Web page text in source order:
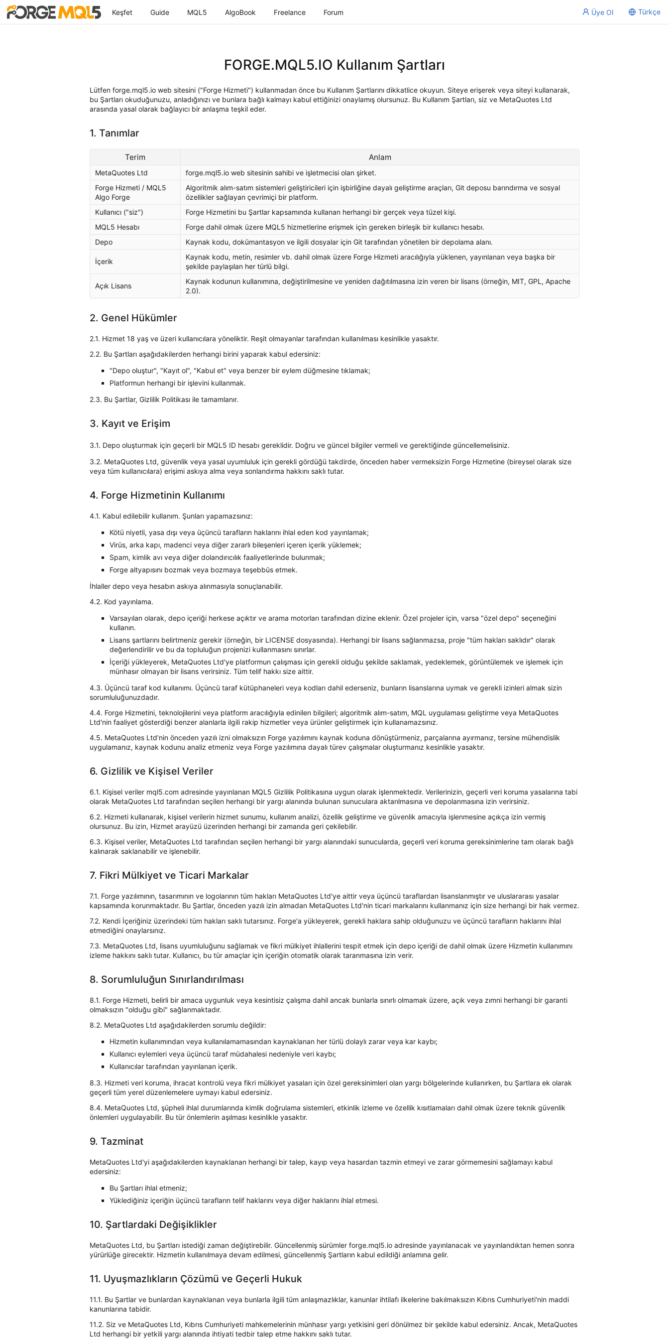
Keşfet Guide MQL5 AlgoBook Freelance Forum Üye Ol Türkçe
FORGE.MQL5.IO Kullanım Şartları
Lütfen forge.mql5.io web sitesini ("Forge Hizmeti") kullanmadan önce bu Kullanım Şartlarını dikkatlice okuyun. Siteye erişerek veya siteyi kullanarak,
bu Şartları okuduğunuzu, anladığınızı ve bunlara bağlı kalmayı kabul ettiğinizi onaylamış olursunuz. Bu Kullanım Şartları, siz ve MetaQuotes Ltd
arasında yasal olarak bağlayıcı bir anlaşma teşkil eder.
1. Tanımlar
Terim Anlam
MetaQuotes Ltd
forge.mql5.io web sitesinin sahibi ve işletmecisi olan şirket.
Forge Hizmeti / MQL5
Algo Forge
Algoritmik alım-satım sistemleri geliştiricileri için işbirliğine dayalı geliştirme araçları, Git deposu barındırma ve sosyal
özellikler sağlayan çevrimiçi bir platform.
Kullanıcı ("siz")
Forge Hizmetini bu Şartlar kapsamında kullanan herhangi bir gerçek veya tüzel kişi.
MQL5 Hesabı
Forge dahil olmak üzere MQL5 hizmetlerine erişmek için gereken birleşik bir kullanıcı hesabı.
Depo
Kaynak kodu, dokümantasyon ve ilgili dosyalar için Git tarafından yönetilen bir depolama alanı.
İçerik
Kaynak kodu, metin, resimler vb. dahil olmak üzere Forge Hizmeti aracılığıyla yüklenen, yayınlanan veya başka bir
şekilde paylaşılan her türlü bilgi.
Açık Lisans
Kaynak kodunun kullanımına, değiştirilmesine ve yeniden dağıtılmasına izin veren bir lisans (örneğin, MIT, GPL, Apache
2.0).
2. Genel Hükümler
2.1. Hizmet 18 yaş ve üzeri kullanıcılara yöneliktir. Reşit olmayanlar tarafından kullanılması kesinlikle yasaktır.
2.2. Bu Şartları aşağıdakilerden herhangi birini yaparak kabul edersiniz:
"Depo oluştur", "Kayıt ol", "Kabul et" veya benzer bir eylem düğmesine tıklamak;
Platformun herhangi bir işlevini kullanmak.
2.3. Bu Şartlar, Gizlilik Politikası ile tamamlanır.
3. Kayıt ve Erişim
3.1. Depo oluşturmak için geçerli bir MQL5 ID hesabı gereklidir. Doğru ve güncel bilgiler vermeli ve gerektiğinde güncellemelisiniz.
3.2. MetaQuotes Ltd, güvenlik veya yasal uyumluluk için gerekli gördüğü takdirde, önceden haber vermeksizin Forge Hizmetine (bireysel olarak size
veya tüm kullanıcılara) erişimi askıya alma veya sonlandırma hakkını saklı tutar.
4. Forge Hizmetinin Kullanımı
4.1. Kabul edilebilir kullanım. Şunları yapamazsınız:
Kötü niyetli, yasa dışı veya üçüncü tarafların haklarını ihlal eden kod yayınlamak;
Virüs, arka kapı, madenci veya diğer zararlı bileşenleri içeren içerik yüklemek;
Spam, kimlik avı veya diğer dolandırıcılık faaliyetlerinde bulunmak;
Forge altyapısını bozmak veya bozmaya teşebbüs etmek.
İhlaller depo veya hesabın askıya alınmasıyla sonuçlanabilir.
4.2. Kod yayınlama.
Varsayılan olarak, depo içeriği herkese açıktır ve arama motorları tarafından dizine eklenir. Özel projeler için, varsa "özel depo" seçeneğini
kullanın.
Lisans şartlarını belirtmeniz gerekir (örneğin, bir LICENSE dosyasında). Herhangi bir lisans sağlanmazsa, proje "tüm hakları saklıdır" olarak
değerlendirilir ve bu da topluluğun projenizi kullanmasını sınırlar.
İçeriği yükleyerek, MetaQuotes Ltd'ye platformun çalışması için gerekli olduğu şekilde saklamak, yedeklemek, görüntülemek ve işlemek için
münhasır olmayan bir lisans verirsiniz. Tüm telif hakkı size aittir.
4.3. Üçüncü taraf kod kullanımı. Üçüncü taraf kütüphaneleri veya kodları dahil ederseniz, bunların lisanslarına uymak ve gerekli izinleri almak sizin
sorumluluğunuzdadır.
4.4. Forge Hizmetini, teknolojilerini veya platform aracılığıyla edinilen bilgileri; algoritmik alım-satım, MQL uygulaması geliştirme veya MetaQuotes
Ltd'nin faaliyet gösterdiği benzer alanlarla ilgili rakip hizmetler veya ürünler geliştirmek için kullanamazsınız.
4.5. MetaQuotes Ltd'nin önceden yazılı izni olmaksızın Forge yazılımını kaynak koduna dönüştürmeniz, parçalarına ayırmanız, tersine mühendislik
uygulamanız, kaynak kodunu analiz etmeniz veya Forge yazılımına dayalı türev çalışmalar oluşturmanız kesinlikle yasaktır.
6. Gizlilik ve Kişisel Veriler
6.1. Kişisel veriler mql5.com adresinde yayınlanan MQL5 Gizlilik Politikasına uygun olarak işlenmektedir. Verilerinizin, geçerli veri koruma yasalarına tabi
olarak MetaQuotes Ltd tarafından seçilen herhangi bir yargı alanında bulunan sunuculara aktarılmasına ve depolanmasına izin verirsiniz.
6.2. Hizmeti kullanarak, kişisel verilerin hizmet sunumu, kullanım analizi, özellik geliştirme ve güvenlik amacıyla işlenmesine açıkça izin vermiş
olursunuz. Bu izin, Hizmet arayüzü üzerinden herhangi bir zamanda geri çekilebilir.
6.3. Kişisel veriler, MetaQuotes Ltd tarafından seçilen herhangi bir yargı alanındaki sunucularda, geçerli veri koruma gereksinimlerine tam olarak bağlı
kalınarak saklanabilir ve işlenebilir.
7. Fikri Mülkiyet ve Ticari Markalar
7.1. Forge yazılımının, tasarımının ve logolarının tüm hakları MetaQuotes Ltd'ye aittir veya üçüncü taraflardan lisanslanmıştır ve uluslararası yasalar
kapsamında korunmaktadır. Bu Şartlar, önceden yazılı izin almadan MetaQuotes Ltd'nin ticari markalarını kullanmanız için size herhangi bir hak vermez.
7.2. Kendi İçeriğiniz üzerindeki tüm hakları saklı tutarsınız. Forge'a yükleyerek, gerekli haklara sahip olduğunuzu ve üçüncü tarafların haklarını ihlal
etmediğini onaylarsınız.
7.3. MetaQuotes Ltd, lisans uyumluluğunu sağlamak ve fikri mülkiyet ihlallerini tespit etmek için depo içeriği de dahil olmak üzere Hizmetin kullanımını
izleme hakkını saklı tutar. Kullanıcı, bu tür amaçlar için içeriğin otomatik olarak taranmasına izin verir.
8. Sorumluluğun Sınırlandırılması
8.1. Forge Hizmeti, belirli bir amaca uygunluk veya kesintisiz çalışma dahil ancak bunlarla sınırlı olmamak üzere, açık veya zımni herhangi bir garanti
olmaksızın "olduğu gibi" sağlanmaktadır.
8.2. MetaQuotes Ltd aşağıdakilerden sorumlu değildir:
Hizmetin kullanımından veya kullanılamamasından kaynaklanan her türlü dolaylı zarar veya kar kaybı;
Kullanıcı eylemleri veya üçüncü taraf müdahalesi nedeniyle veri kaybı;
Kullanıcılar tarafından yayınlanan içerik.
8.3. Hizmeti veri koruma, ihracat kontrolü veya fikri mülkiyet yasaları için özel gereksinimleri olan yargı bölgelerinde kullanırken, bu Şartlara ek olarak
geçerli tüm yerel düzenlemelere uymayı kabul edersiniz.
8.4. MetaQuotes Ltd, şüpheli ihlal durumlarında kimlik doğrulama sistemleri, etkinlik izleme ve özellik kısıtlamaları dahil olmak üzere teknik güvenlik
önlemleri uygulayabilir. Bu tür önlemlerin aşılması kesinlikle yasaktır.
9. Tazminat
MetaQuotes Ltd'yi aşağıdakilerden kaynaklanan herhangi bir talep, kayıp veya hasardan tazmin etmeyi ve zarar görmemesini sağlamayı kabul
edersiniz:
Bu Şartları ihlal etmeniz;
Yüklediğiniz içeriğin üçüncü tarafların telif haklarını veya diğer haklarını ihlal etmesi.
10. Şartlardaki Değişiklikler
MetaQuotes Ltd, bu Şartları istediği zaman değiştirebilir. Güncellenmiş sürümler forge.mql5.io adresinde yayınlanacak ve yayınlandıktan hemen sonra
yürürlüğe girecektir. Hizmetin kullanılmaya devam edilmesi, güncellenmiş Şartların kabul edildiği anlamına gelir.
11. Uyuşmazlıkların Çözümü ve Geçerli Hukuk
11.1. Bu Şartlar ve bunlardan kaynaklanan veya bunlarla ilgili tüm anlaşmazlıklar, kanunlar ihtilafı ilkelerine bakılmaksızın Kıbrıs Cumhuriyeti'nin maddi
kanunlarına tabidir.
11.2. Siz ve MetaQuotes Ltd, Kıbrıs Cumhuriyeti mahkemelerinin münhasır yargı yetkisini geri dönülmez bir şekilde kabul edersiniz. Ancak, MetaQuotes
Ltd herhangi bir yetkili yargı alanında ihtiyati tedbir talep etme hakkını saklı tutar.